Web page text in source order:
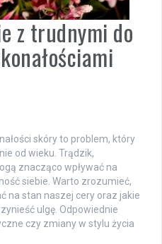
z trudnymi do
skóry to problem, który
od wieku. Trądzik,
znacząco wpływać na
siebie. Warto zrozumieć,
na stan naszej cery oraz jakie
ulgę. Odpowiednie
czy zmiany w stylu życia